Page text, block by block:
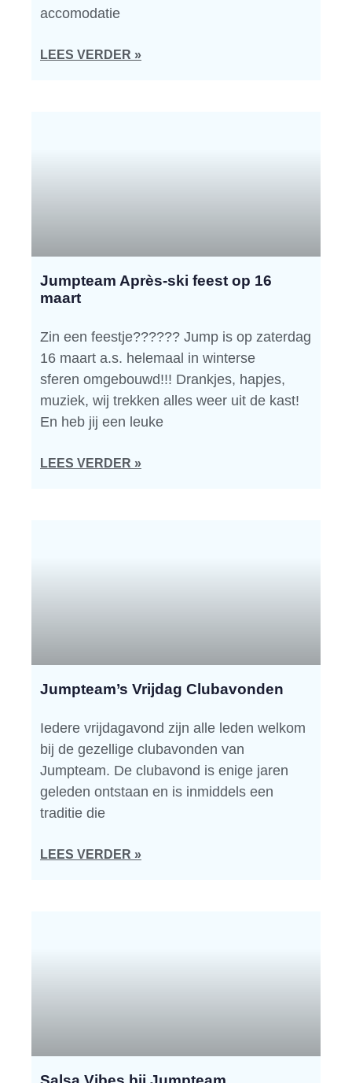
accomodatie
LEES VERDER »
Jumpteam Après-ski feest op 16
maart
Zin een feestje?????? Jump is op zaterdag
16 maart a.s. helemaal in winterse
sferen omgebouwd!!! Drankjes, hapjes,
muziek, wij trekken alles weer uit de kast!
En heb jij een leuke
LEES VERDER »
Jumpteam’s Vrijdag Clubavonden
Iedere vrijdagavond zijn alle leden welkom
bij de gezellige clubavonden van
Jumpteam. De clubavond is enige jaren
geleden ontstaan en is inmiddels een
traditie die
LEES VERDER »